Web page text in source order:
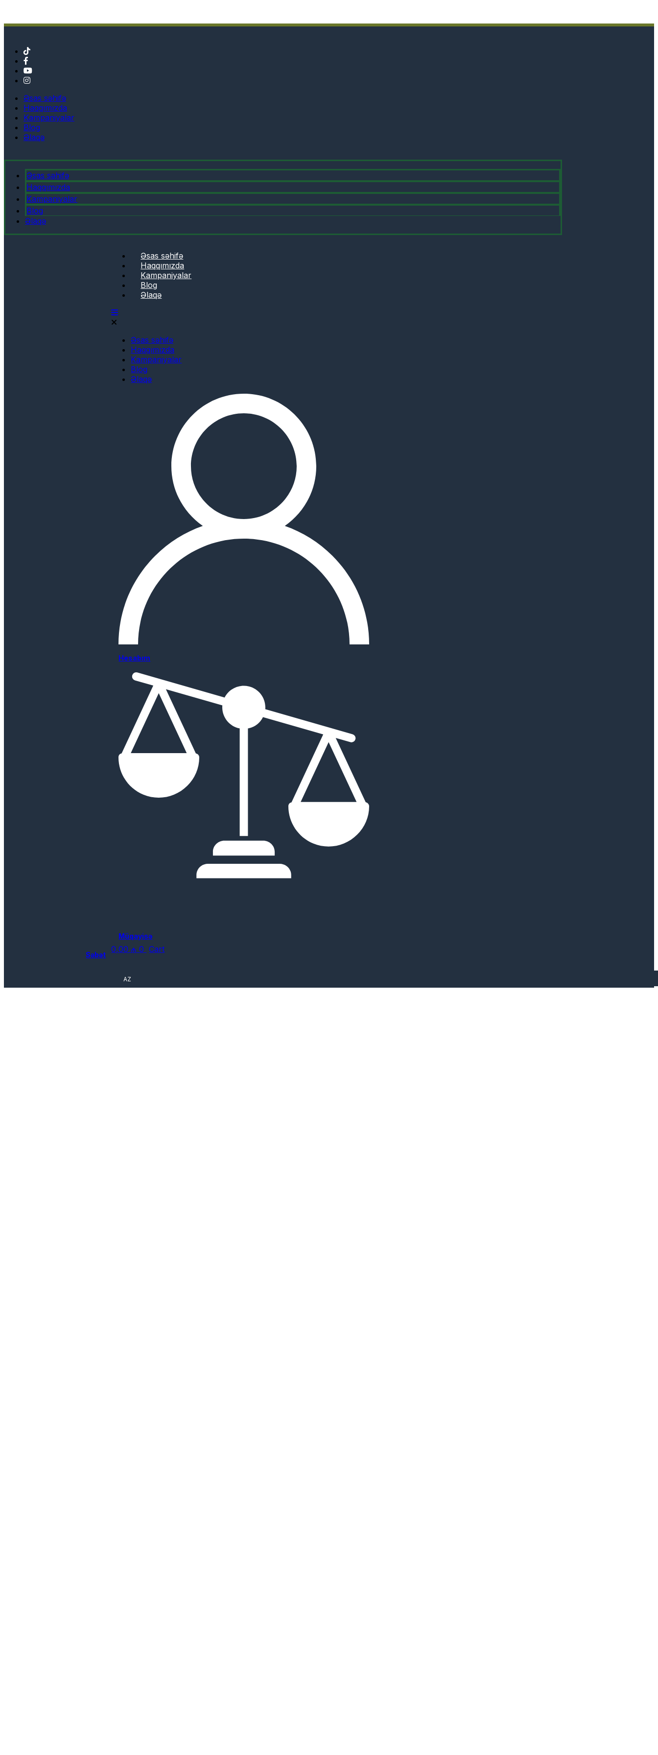
Əsas səhifə
Haqqımızda
Kampaniyalar
Blog
Əlaqə
Əsas səhifə
Haqqımızda
Kampaniyalar
Blog
Əlaqə
Əsas səhifə
Haqqımızda
Kampaniyalar
Blog
Əlaqə
Əsas səhifə
Haqqımızda
Kampaniyalar
Blog
Əlaqə
Hesabım
Müqayisə
0,00 ₼ 0 Cart
Səbət
AZ